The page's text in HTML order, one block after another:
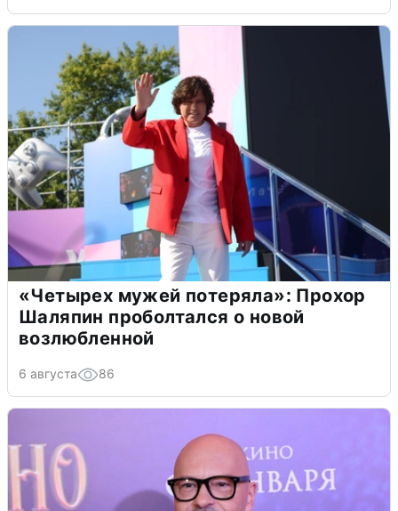
«Четырех мужей потеряла»: Прохор
Шаляпин проболтался о новой
возлюбленной
6 августа 86